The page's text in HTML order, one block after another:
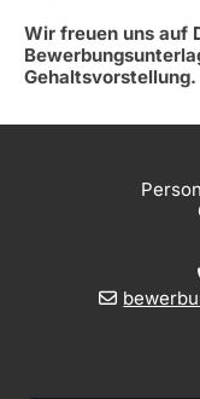
Wir freuen uns auf
Gehaltsvorstellung.